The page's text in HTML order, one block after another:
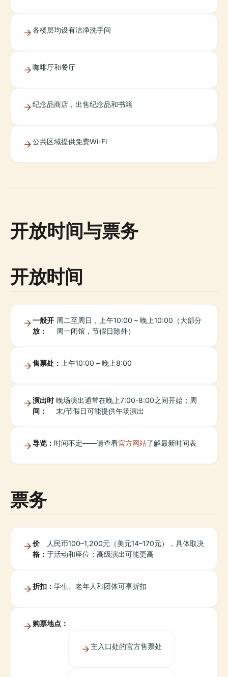
各楼层均设有洁净洗手间
咖啡厅和餐厅
纪念品商店，出售纪念品和书籍
公共区域提供免费Wi-Fi
开放时间与票务
开放时间
一般开
放：
周二至周日，上午10:00 – 晚上10:00（大部分
周一闭馆，节假日除外）
售票处： 上午10:00 – 晚上8:00
演出时
间：
晚场演出通常在晚上7:00-8:00之间开始；周
末/节假日可能提供午场演出
导览： 时间不定——请查看官方网站了解最新时间表
票务
价
格：
人民币100–1,200元（美元14–170元），具体取决
于活动和座位；高级演出可能更高
折扣： 学生、老年人和团体可享折扣
购票地点：
主入口处的官方售票处